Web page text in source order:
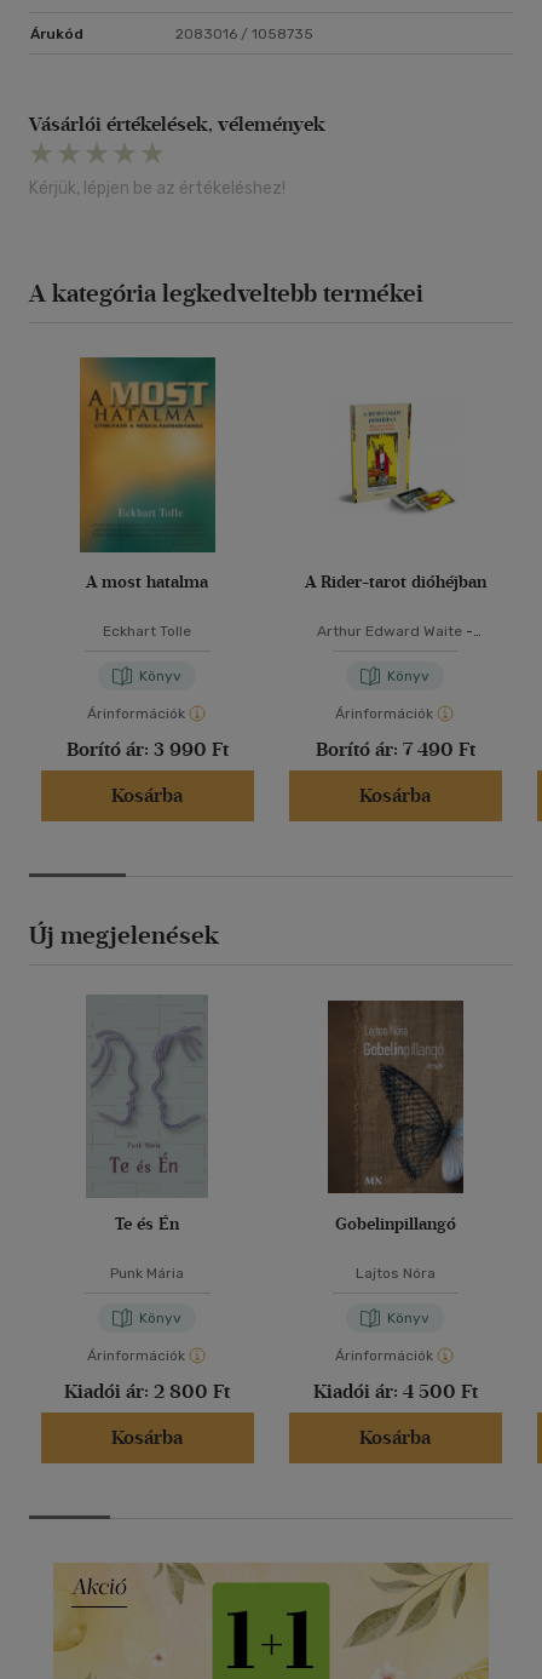
Árukód 2083016 / 1058735
Vásárlói értékelések, vélemények
Kérjük, lépjen be az értékeléshez!
A kategória legkedveltebb termékei
A most hatalma
Eckhart Tolle
Könyv
Árinformációk
Borító ár: 3 990 Ft
Kosárba
A Rider-tarot dióhéjban
Arthur Edward Waite -
Könyv
Árinformációk
Borító ár: 7 490 Ft
Kosárba
Új megjelenések
Te és Én
Punk Mária
Könyv
Árinformációk
Kiadói ár: 2 800 Ft
Kosárba
Gobelinpillangó
Lajtos Nóra
Könyv
Árinformációk
Kiadói ár: 4 500 Ft
Kosárba